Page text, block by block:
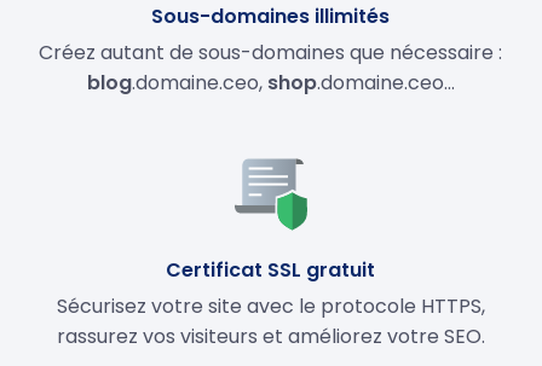
Sous-domaines illimités
Créez autant de sous-domaines que nécessaire :
blog.domaine.ceo, shop.domaine.ceo…
Certificat SSL gratuit
Sécurisez votre site avec le protocole HTTPS,
rassurez vos visiteurs et améliorez votre SEO.